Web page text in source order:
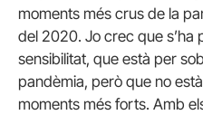
moments més crus de la
del 2020. Jo crec que s’ha
sensibilitat, que està per
pandèmia, però que no
moments més forts. Amb